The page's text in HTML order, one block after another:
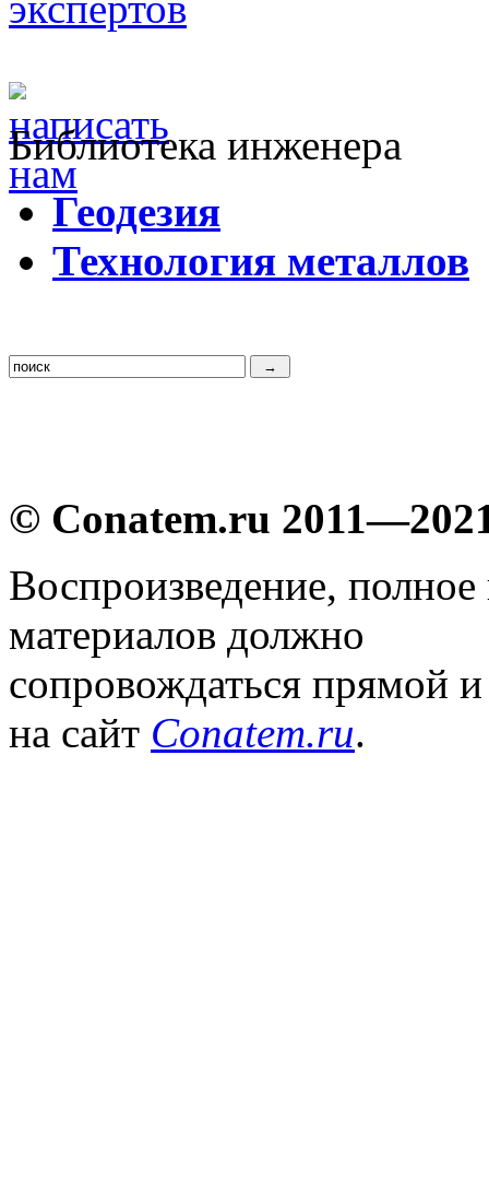
Библиотека инженера
Геодезия
Технология металлов
© Conatem.ru
Воспроизведение,
материалов должно
сопровождаться прямой
на сайт Conatem.ru.